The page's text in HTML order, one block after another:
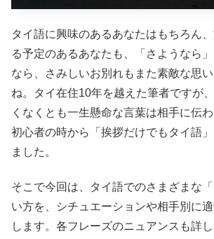
タイ語に興味のあるあなたはもちろん
る予定のあるあなたも、「さようなら
なら、さみしいお別れもまた素敵な思
ね。タイ在住10年を越えた筆者ですが
くなくとも一生懸命な言葉は相手に伝
初心者の時から「挨拶だけでもタイ語
ました。
そこで今回は、タイ語でのさまざまな
い方を、シチュエーションや相手別に
します。各フレーズのニュアンスも詳